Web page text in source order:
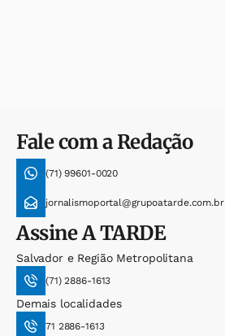
Fale com a Redação
(71) 99601-0020
jornalismoportal@grupoatarde.com.br
AssineA TARDE
Salvador e Região Metropolitana
(71) 2886-1613
Demais localidades
71 2886-1613